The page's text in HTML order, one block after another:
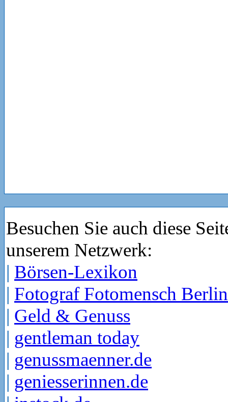
Besuchen Sie auch diese
unserem Netzwerk:
| Börsen-Lexikon
| Fotograf Fotomensch Berlin
| Geld & Genuss
| gentleman today
| genussmaenner.de
| geniesserinnen.de